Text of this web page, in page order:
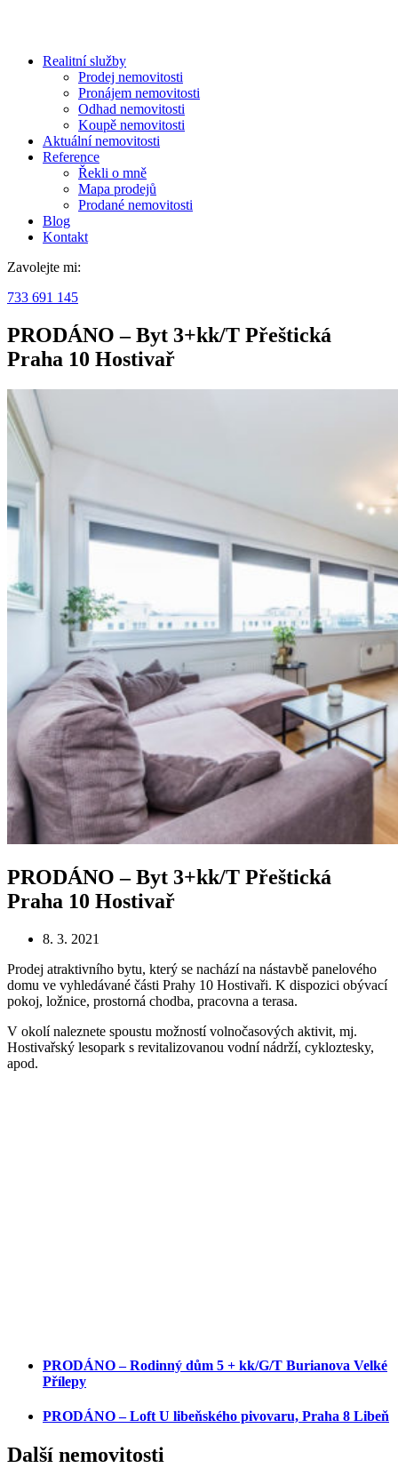
Realitní služby
Prodej nemovitosti
Pronájem nemovitosti
Odhad nemovitosti
Koupě nemovitosti
Aktuální nemovitosti
Reference
Řekli o mně
Mapa prodejů
Prodané nemovitosti
Blog
Kontakt
Zavolejte mi:
733 691 145
PRODÁNO – Byt 3+kk/T Přeštická
Praha 10 Hostivař
PRODÁNO – Byt 3+kk/T Přeštická
Praha 10 Hostivař
8. 3. 2021
Prodej atraktivního bytu, který se nachází na nástavbě panelového
domu ve vyhledávané části Prahy 10 Hostivaři. K dispozici obývací
pokoj, ložnice, prostorná chodba, pracovna a terasa.
V okolí naleznete spoustu možností volnočasových aktivit, mj.
Hostivařský lesopark s revitalizovanou vodní nádrží, cykloztesky,
apod.
PRODÁNO – Rodinný dům 5 + kk/G/T Burianova Velké
Přílepy
PRODÁNO – Loft U libeňského pivovaru, Praha 8 Libeň
Další nemovitosti